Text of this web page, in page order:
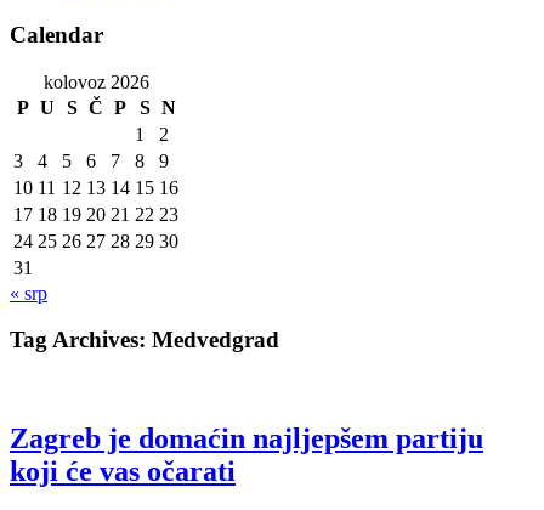
Calendar
kolovoz 2026
P U S Č P S N
1
2
3
4 5 6 7 8
9
10 11 12 13 14 15 16
17 18 19 20 21 22 23
24 25 26 27 28 29 30
31
« srp
Tag Archives: Medvedgrad
Zagreb je domaćin najljepšem partiju
koji će vas očarati